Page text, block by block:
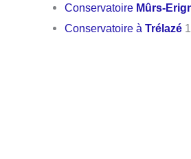
Conservatoire Mûrs-
Conservatoire àTrélazé